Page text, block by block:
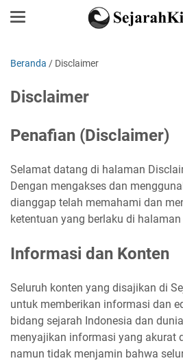
Beranda / Disclaimer
Disclaimer
Penafian (Disclaimer)
Selamat datang di halaman
Dengan mengakses dan
dianggap telah memahami dan
ketentuan yang berlaku di halaman
Informasi dan Konten
Seluruh konten yang disajikan di
untuk memberikan informasi dan
bidang sejarah Indonesia dan
menyajikan informasi yang akurat
namun tidak menjamin bahwa